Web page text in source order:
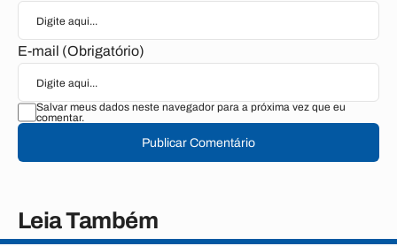
E-mail (Obrigatório)
Salvar meus dados neste navegador para a próxima vez que eu
comentar.
Publicar Comentário
Leia Também